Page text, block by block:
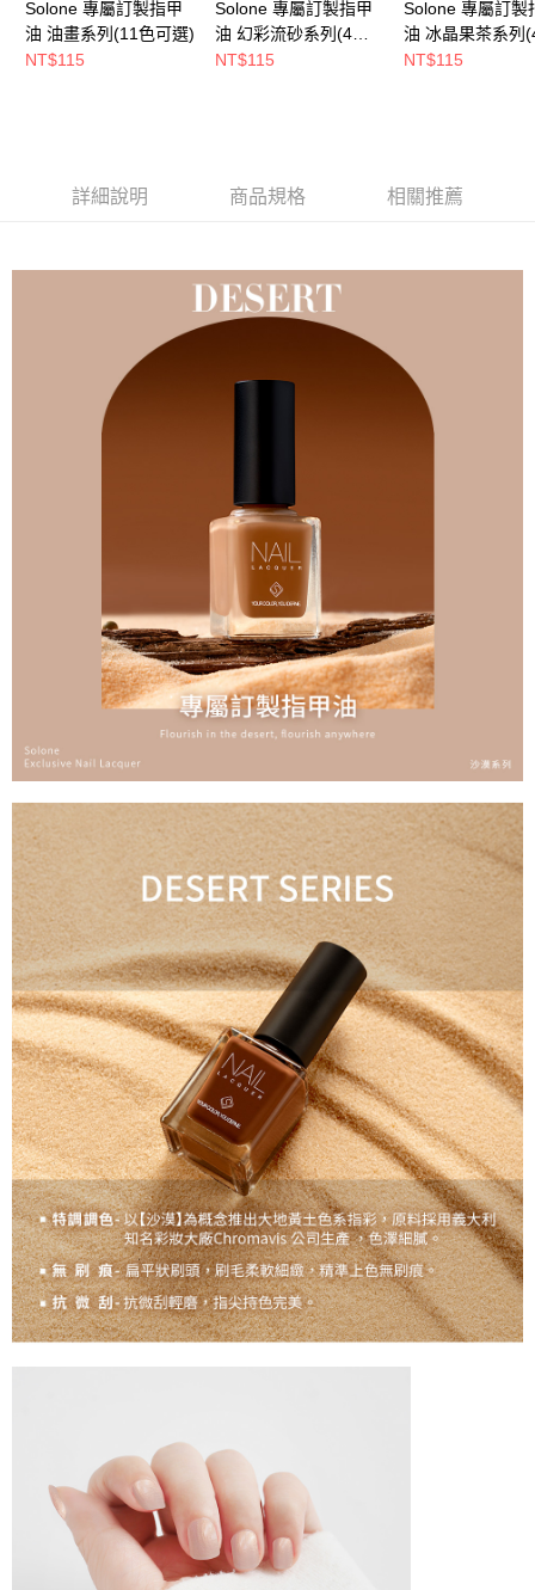
Solone 專屬訂製指甲
油 油畫系列(11色可選)
NT$115
Solone 專屬訂製指甲
油 幻彩流砂系列(4色
可選)
NT$115
Solone 專屬訂製
油 冰晶果茶系列
可選)
NT$115
詳細說明 商品規格 相關推薦